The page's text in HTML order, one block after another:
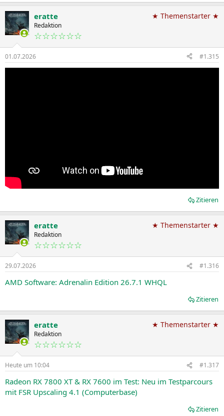
eratte
Redaktion
☆☆☆☆☆☆
★ Themenstarter ★
01.07.2026 #1.315
Zitieren
eratte
Redaktion
☆☆☆☆☆☆
★ Themenstarter ★
29.07.2026 #1.316
AMD Software: Adrenalin Edition 26.7.1 WHQL
Zitieren
eratte
Redaktion
☆☆☆☆☆☆
★ Themenstarter ★
Heute um 10:04 #1.317
Radeon RX 7800 XT & RX 7600 im Test: Neu im Testparcours
mit FSR Upscaling 4.1 (Computerbase)
Zitieren